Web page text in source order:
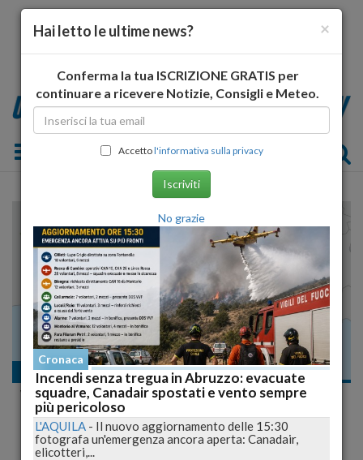
Toggle navigation
Meteo
Week End con precipitazione anche nevose,
domenica tempo stabile, lunedì
peggioramento
×
Hai letto le ultime news?
Conferma la tua ISCRIZIONE GRATIS per
continuare a ricevere Notizie, Consigli e Meteo.
Accettol'informativa sulla privacy
Iscriviti
No grazie
Cronaca
Incendi senza tregua in Abruzzo: evacuate
squadre, Canadair spostati e vento sempre
più pericoloso
L'AQUILA - Il nuovo aggiornamento delle 15:30
fotografa un'emergenza ancora aperta: Canadair,
elicotteri,...